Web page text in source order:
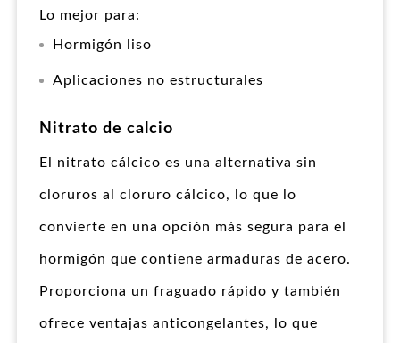
Lo mejor para:
Hormigón liso
Aplicaciones no estructurales
Nitrato de calcio
El nitrato cálcico es una alternativa sin
cloruros al cloruro cálcico, lo que lo
convierte en una opción más segura para el
hormigón que contiene armaduras de acero.
Proporciona un fraguado rápido y también
ofrece ventajas anticongelantes, lo que